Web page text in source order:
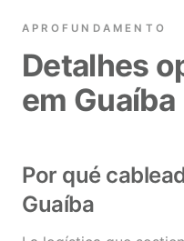
APROFUNDAMENTO
Detalhes
em Guaíba
Por qué
Guaíba